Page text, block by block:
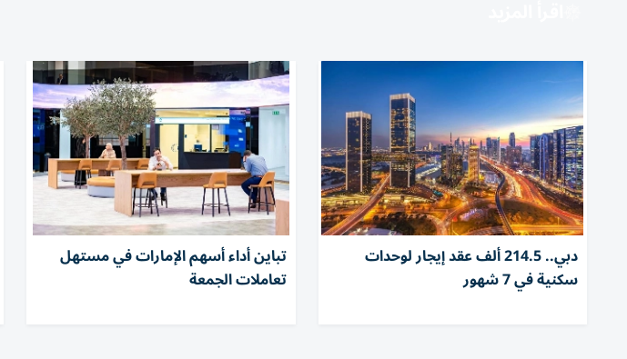
دبي.. 214.5 ألف عقد إيجار لوحدات
سكنية في 7 شهور
تباين أداء أسهم الإمارات في مستهل
تعاملات الجمعة